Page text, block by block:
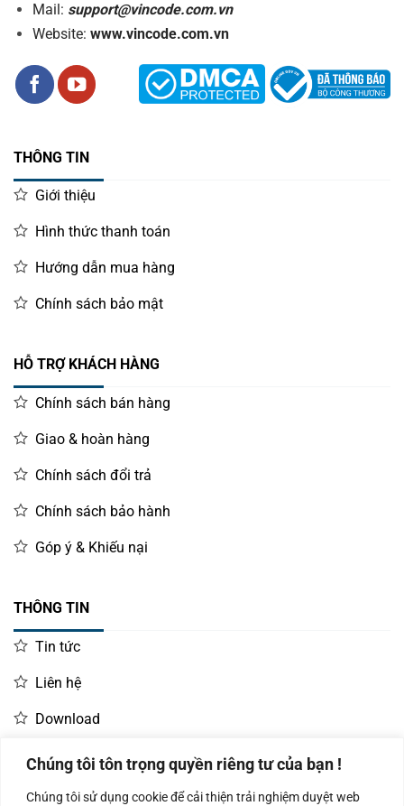
Chúng tôi tôn trọng quyền riêng tư của bạn !
Chúng tôi sử dụng cookie để cải thiện trải nghiệm duyệt web
Mail: support@vincode.com.vn
Website: www.vincode.com.vn
THÔNG TIN
Giới thiệu
Hình thức thanh toán
Hướng dẫn mua hàng
Chính sách bảo mật
HỖ TRỢ KHÁCH HÀNG
Chính sách bán hàng
Giao & hoàn hàng
Chính sách đổi trả
Chính sách bảo hành
Góp ý & Khiếu nại
THÔNG TIN
Tin tức
Liên hệ
Download
LIÊN HỆ MUA HÀNG